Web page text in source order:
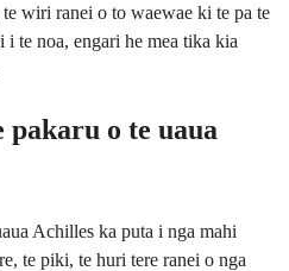
wiri ranei o to waewae ki te pa te
te noa, engari he mea tika kia
pakaru o te uaua
Achilles ka puta i nga mahi
te piki, te huri tere ranei o nga